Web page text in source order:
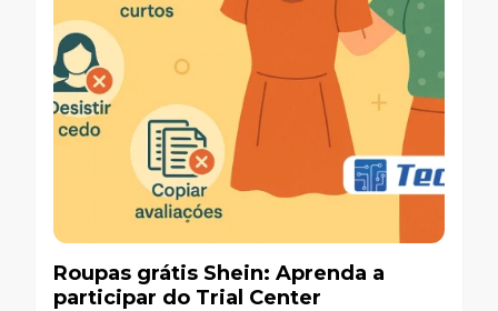
Roupas grátis Shein: Aprenda a
participar do Trial Center